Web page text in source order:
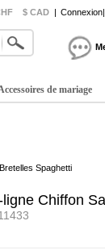
$ CAD |
de mariage
Spaghetti
Chiffon